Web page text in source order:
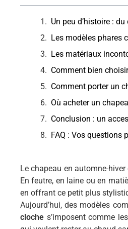
Un peu d’histoire :
Les modèles phares
Les matériaux
Comment bien
Comment porter un
Où acheter un
Conclusion : un
FAQ : Vos questions
Le chapeau en automne-
En feutre, en laine ou en
en offrant ce petit plus
Aujourd’hui, des modèles
cloche s’imposent comme